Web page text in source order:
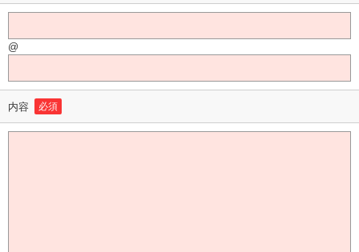
@
内容 必須